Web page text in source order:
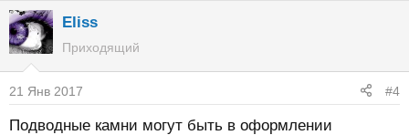
Eliss
Приходящий
21 Янв 2017 #4
Подводные камни могут быть в оформлении